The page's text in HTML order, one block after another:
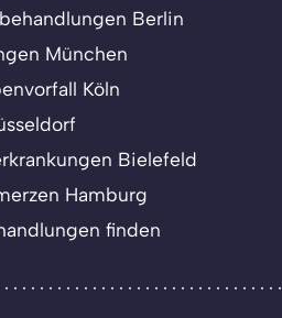
Berlin
München
Köln
Bielefeld
Hamburg
finden